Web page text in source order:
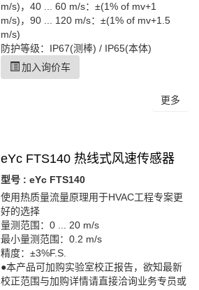
m/s)，40 ... 60 m/s：±(1% of mv+1
m/s)，90 ... 120 m/s：±(1% of mv+1.5
m/s)
防护等级：IP67(测棒) / IP65(本体)
加入询价车
更多
eYc FTS140 热线式风速传感器
型号 : eYc FTS140
使用热质量流量原理用于HVAC工程专案更
好的选择
量测范围：0 ... 20 m/s
最小量测范围：0.2 m/s
精度：±3%F.S.
●本产品可加购实验室校正报告，欲知最新
校正范围与加购详情请直接洽询业务专员或